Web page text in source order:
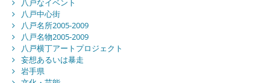
八戸なイベント
八戸中心街
八戸名所2005-2009
八戸名物2005-2009
八戸横丁アートプロジェクト
妄想あるいは暴走
岩手県